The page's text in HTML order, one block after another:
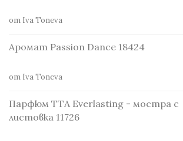
от Iva Toneva
Аромат Passion Dance 18424
от Iva Toneva
Парфюм TTA Everlasting - мостра с
листовка 11726